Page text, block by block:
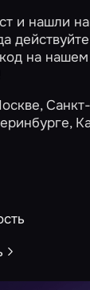
и нашли
на нашем